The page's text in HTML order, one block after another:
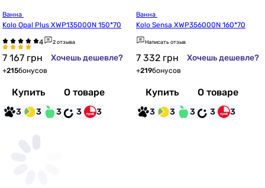
Kolo Opal Plus XWP135000N 150*70
2 отзыва
7 167 грн Хочешь дешевле?
+215бонусов
Купить О товаре
3 3 3 3 3
Kolo Sensa XWP356000N 160*70
Написать отзыв
7 332 грн Хочешь дешевле?
+219бонусов
Купить О товаре
3 3 3 3 3